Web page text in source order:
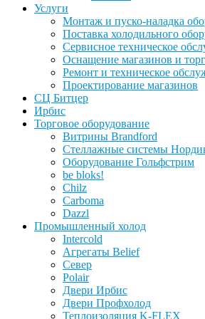
Услуги
Монтаж и пуско-наладка
Поставка холодильного
Сервисное техническое
Оснащение магазинов и
Ремонт и техническое
Проектирование магазинов
СЦ Битцер
Ирбис
Торговое оборудование
Витрины Brandford
Стеллажные системы
Оборудование Гольфстрим
be bloks!
Chilz
Carboma
Dazzl
Промышленный холод
Intercold
Агрегаты Belief
Север
Polair
Двери Ирбис
Двери Профхолод
Теплоизоляция K-FLEX